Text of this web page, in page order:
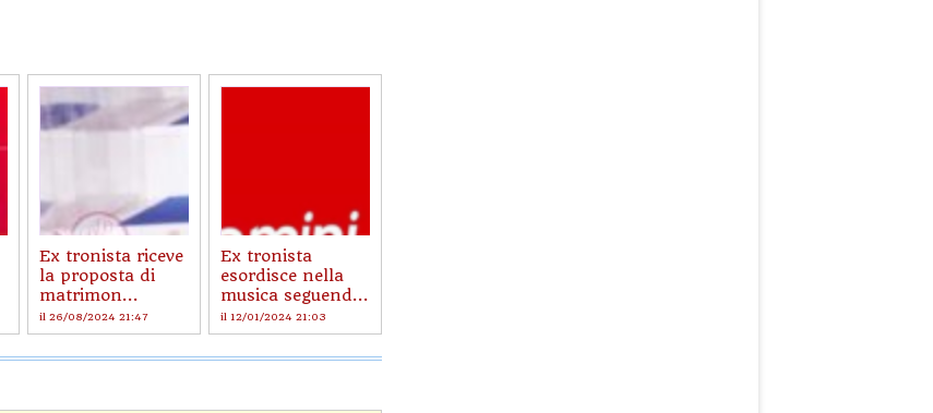
Ex tronista riceve
la proposta di
matrimon...
il 26/08/2024 21:47
Ex tronista
esordisce nella
musica seguend...
il 12/01/2024 21:03